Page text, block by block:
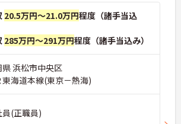
20.5万円～21.0万円程度（諸手当込
285万円～291万円程度（諸手当込み）
県 浜松市中央区
東海道本線(東京－熱海)
員(正職員)